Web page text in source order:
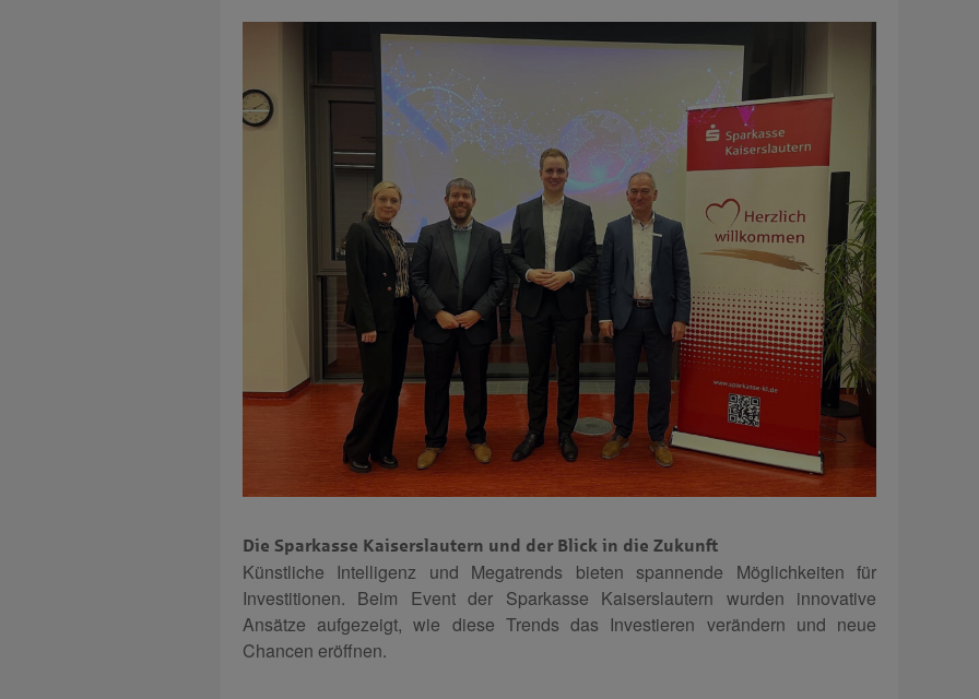
Die Sparkasse Kaiserslautern und der Blick in die Zukunft
Künstliche Intelligenz und Megatrends bieten spannende Möglichkeiten für
Investitionen. Beim Event der Sparkasse Kaiserslautern wurden innovative
Ansätze aufgezeigt, wie diese Trends das Investieren verändern und neue
Chancen eröffnen.